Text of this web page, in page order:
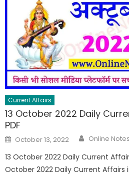
Current Affairs
13 October 2022 Daily
PDF
October 13, 2022 Online
13 October 2022 Daily Current
October 2022 Daily Current Affairs